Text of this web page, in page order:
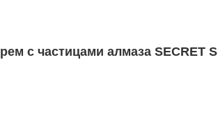
с частицами алмаза SECRET